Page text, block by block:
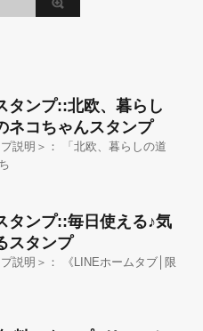
タンプ::北欧、暮らし
ネコちゃんスタンプ
説明＞： 「北欧、暮らしの道
タンプ::毎日使える♪気
スタンプ
説明＞： 《LINEホームタブ│限